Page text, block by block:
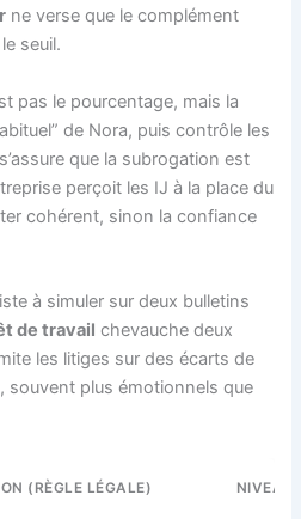
ne verse que le complément
seuil.
pas le pourcentage, mais la
de Nora, puis contrôle les
que la subrogation est
perçoit les IJ à la place du
cohérent, sinon la confiance
à simuler sur deux bulletins
de travail chevauche deux
les litiges sur des écarts de
souvent plus émotionnels que
(RÈGLE LÉGALE) NIVEAU